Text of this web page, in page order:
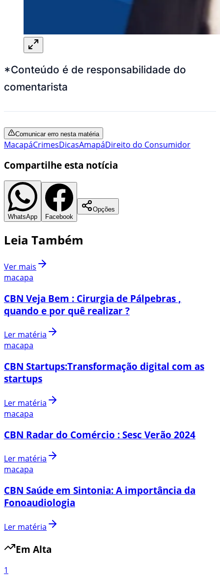
*Conteúdo é de responsabilidade do
comentarista
Comunicar erro nesta matéria
MacapáCrimesDicasAmapáDireito do Consumidor
Compartilhe esta notícia
WhatsApp Facebook
Opções
Leia Também
Ver mais
macapa
CBN Veja Bem : Cirurgia de Pálpebras ,
quando e por quê realizar ?
Ler matéria
macapa
CBN Startups:Transformação digital com as
startups
Ler matéria
macapa
CBN Radar do Comércio : Sesc Verão 2024
Ler matéria
macapa
CBN Saúde em Sintonia: A importância da
Fonoaudiologia
Ler matéria
Em Alta
1